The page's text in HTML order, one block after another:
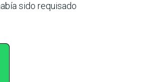
sido requisado